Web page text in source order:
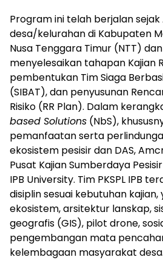
Program ini telah berjalan sejak
desa/kelurahan di Kabupaten
Nusa Tenggara Timur (NTT)
menyelesaikan tahapan Kajian
pembentukan Tim Siaga
(SIBAT), dan penyusunan
Risiko (RR Plan). Dalam
based Solutions (NbS),
pemanfaatan serta
ekosistem pesisir dan DAS,
Pusat Kajian Sumberdaya
IPB University. Tim PKSPL IPB
disiplin sesuai kebutuhan
ekosistem, arsitektur lanskap,
geografis (GIS), pilot drone,
pengembangan mata
kelembagaan masyarakat desa.